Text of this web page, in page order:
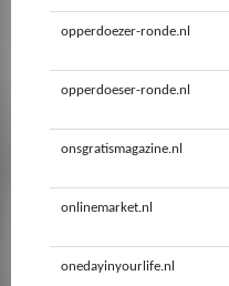
opperdoezer-ronde.nl
opperdoeser-ronde.nl
onsgratismagazine.nl
onlinemarket.nl
onedayinyourlife.nl